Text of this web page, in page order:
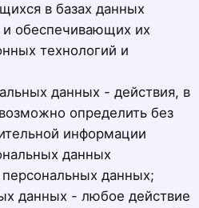
в базах данных
обеспечивающих их
технологий и
данных - действия, в
определить без
информации
данных
данных;
данных - любое действие